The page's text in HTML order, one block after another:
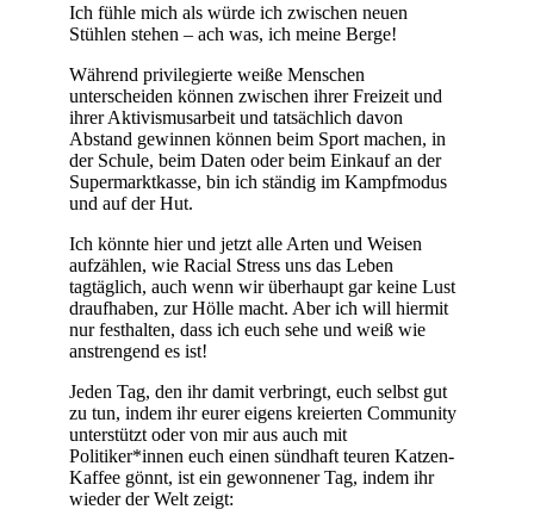
Ich fühle mich als würde ich zwischen neuen
Stühlen stehen – ach was, ich meine Berge!
Während privilegierte weiße Menschen
unterscheiden können zwischen ihrer Freizeit und
ihrer Aktivismusarbeit und tatsächlich davon
Abstand gewinnen können beim Sport machen, in
der Schule, beim Daten oder beim Einkauf an der
Supermarktkasse, bin ich ständig im Kampfmodus
und auf der Hut.
Ich könnte hier und jetzt alle Arten und Weisen
aufzählen, wie Racial Stress uns das Leben
tagtäglich, auch wenn wir überhaupt gar keine Lust
draufhaben, zur Hölle macht. Aber ich will hiermit
nur festhalten, dass ich euch sehe und weiß wie
anstrengend es ist!
Jeden Tag, den ihr damit verbringt, euch selbst gut
zu tun, indem ihr eurer eigens kreierten Community
unterstützt oder von mir aus auch mit
Politiker*innen euch einen sündhaft teuren Katzen-
Kaffee gönnt, ist ein gewonnener Tag, indem ihr
wieder der Welt zeigt: